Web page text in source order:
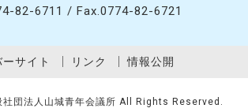
82-6711 / Fax.0774-82-6721
ーサイト リンク 情報公開
団法人山城青年会議所 All Rights Reserved.